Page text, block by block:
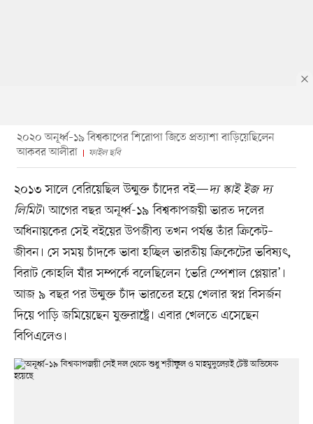
২০২০ অনূর্ধ্ব–১৯ বিশ্বকাপের শিরোপা জিতে প্রত্যাশা বাড়িয়েছিলেন
আকবর আলীরা
ফাইল ছবি
২০১৩ সালে বেরিয়েছিল উন্মুক্ত চাঁদের বই—দ্য স্কাই ইজ দ্য
লিমিট। আগের বছর অনূর্ধ্ব-১৯ বিশ্বকাপজয়ী ভারত দলের
অধিনায়কের সেই বইয়ের উপজীব্য তখন পর্যন্ত তাঁর ক্রিকেট–
জীবন। সে সময় চাঁদকে ভাবা হচ্ছিল ভারতীয় ক্রিকেটের ভবিষ্যৎ,
বিরাট কোহলি যাঁর সম্পর্কে বলেছিলেন ‘ভেরি স্পেশাল প্লেয়ার’।
আজ ৯ বছর পর উন্মুক্ত চাঁদ ভারতের হয়ে খেলার স্বপ্ন বিসর্জন
দিয়ে পাড়ি জমিয়েছেন যুক্তরাষ্ট্রে। এবার খেলতে এসেছেন
বিপিএলেও।